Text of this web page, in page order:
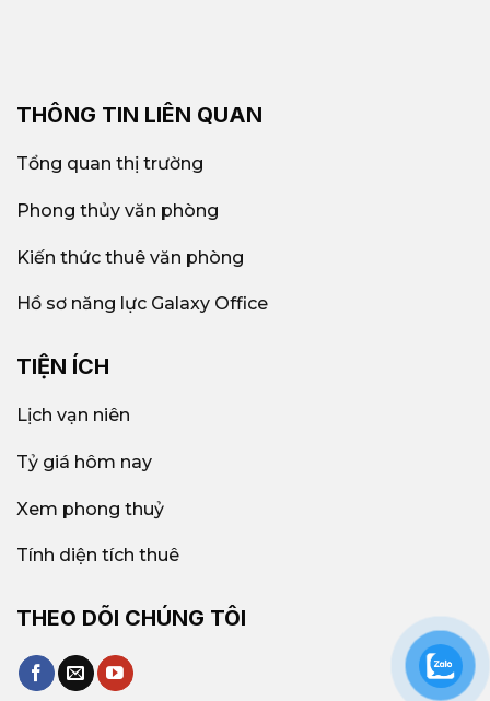
THÔNG TIN LIÊN QUAN
Tổng quan thị trường
Phong thủy văn phòng
Kiến thức thuê văn phòng
Hồ sơ năng lực Galaxy Office
TIỆN ÍCH
Lịch vạn niên
Tỷ giá hôm nay
Xem phong thuỷ
Tính diện tích thuê
THEO DÕI CHÚNG TÔI